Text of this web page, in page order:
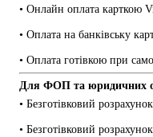
• Онлайн оплата карткою
• Оплата на банківську
• Оплата готівкою при
Для ФОП та юридичних
• Безготівковий
• Безготівковий